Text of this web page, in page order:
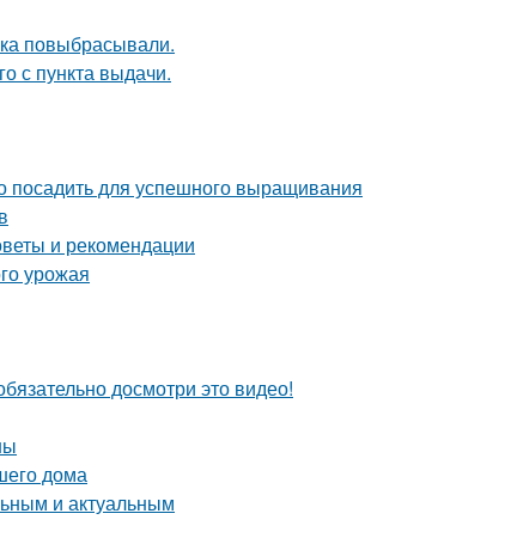
повыбрасывали.
с пункта выдачи.
посадить для успешного выращивания
и рекомендации
урожая
досмотри это видео!
дома
и актуальным